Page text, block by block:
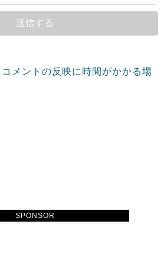
SPONSOR
メントの反映に時間がかかる場